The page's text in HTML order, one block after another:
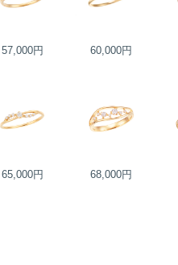
57,000円 60,000円
65,000円 68,000円